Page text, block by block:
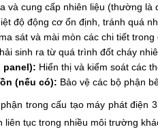
và cung cấp nhiên liệu (thường là
độ động cơ ổn định, tránh quá
sát và mài mòn các chi tiết
sinh ra từ quá trình đốt cháy
panel): Hiển thị và kiểm soát các
(nếu có): Bảo vệ các bộ phận
trong cấu tạo máy phát điện
tục trong nhiều môi trường